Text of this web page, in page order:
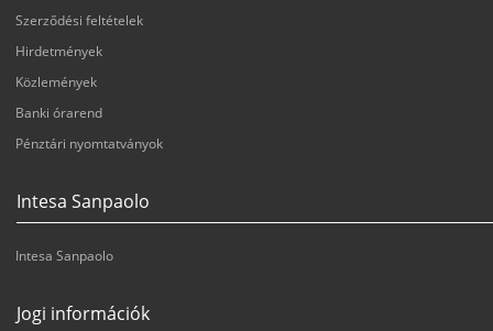
Szerződési feltételek
Hirdetmények
Közlemények
Banki órarend
Pénztári nyomtatványok
Intesa Sanpaolo
Intesa Sanpaolo
Jogi információk